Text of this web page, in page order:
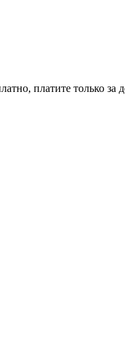
платите только за